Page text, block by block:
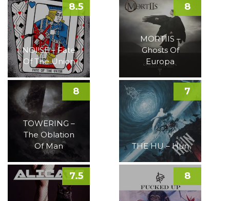
NOI!SE – Fate
Of The Union
8.5
MORTIIS –
Ghosts Of
Europa
8
TOWERING –
The Oblation
Of Man
8
THE HU – Hun
7
7.5 8